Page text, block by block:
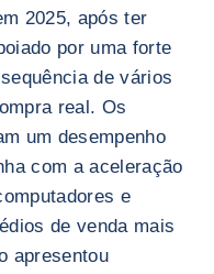
2025, após ter
por uma forte
de vários
real. Os
um desempenho
com a aceleração
e
de venda mais
apresentou